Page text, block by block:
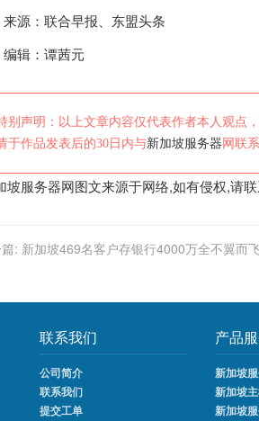
来源：联合早报、东盟头条
编辑：谭茜元
别声明：以上文章内容仅代表作者本人观点
于作品发表后的30日内与新加坡服务器 网联系
坡服务器网图文来源于网络,如有侵权,请
: 新加坡469名客户存银行4000万全不翼而
联系我们
公司简介
联系我们
提交工单
产品
新加坡
新加坡
新加坡